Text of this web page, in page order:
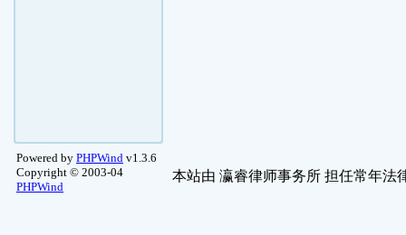
Powered by PHPWind v1.3.6
Copyright © 2003-04
PHPWind
本站由 瀛睿律师事务所 担任常年法